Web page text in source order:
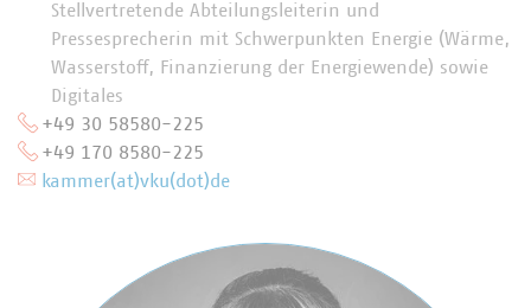
Stellvertretende Abteilungsleiterin und
Pressesprecherin mit Schwerpunkten Energie (Wärme,
Wasserstoff, Finanzierung der Energiewende) sowie
Digitales
+49 30 58580-225
+49 170 8580-225
kammer(at)vku(dot)de